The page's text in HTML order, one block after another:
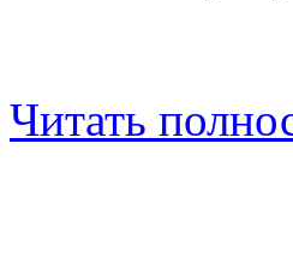
Читать